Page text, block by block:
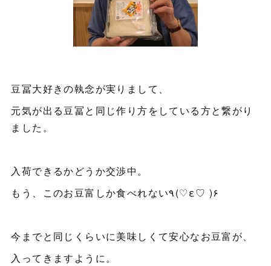
豆冨大好きの執念が実りまして、
元気が出る豆冨と同じ作り方をしている方と繋がり
ました。
入荷できるかどうか交渉中。
もう、このお豆富しか食べれない٩(♡ε♡ )۶
今までと同じくらいに美味しくて安心なお豆富が、
入ってきますように。